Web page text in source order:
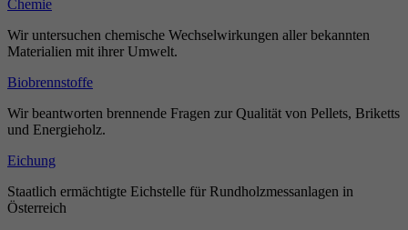
Chemie
Wir untersuchen chemische Wechselwirkungen aller bekannten
Materialien mit ihrer Umwelt.
Biobrennstoffe
Wir beantworten brennende Fragen zur Qualität von Pellets, Briketts
und Energieholz.
Eichung
Staatlich ermächtigte Eichstelle für Rundholzmessanlagen in
Österreich